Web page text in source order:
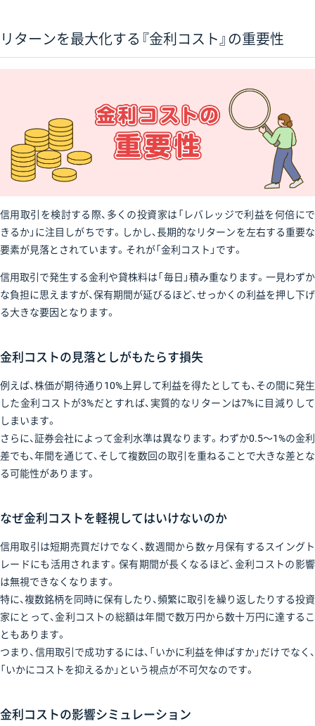
リターンを最大化する『金利コスト』の重要性
信用取引を検討する際、多くの投資家は「レバレッジで利益を何倍にで
きるか」に注目しがちです。しかし、長期的なリターンを左右する重要な
要素が見落とされています。それが「金利コスト」です。
信用取引で発生する金利や貸株料は「毎日」積み重なります。一見わずか
な負担に思えますが、保有期間が延びるほど、せっかくの利益を押し下げ
る大きな要因となります。
金利コストの見落としがもたらす損失
例えば、株価が期待通り10%上昇して利益を得たとしても、その間に発生
した金利コストが3%だとすれば、実質的なリターンは7%に目減りして
しまいます。
さらに、証券会社によって金利水準は異なります。わずか0.5〜1%の金利
差でも、年間を通じて、そして複数回の取引を重ねることで大きな差とな
る可能性があります。
なぜ金利コストを軽視してはいけないのか
信用取引は短期売買だけでなく、数週間から数ヶ月保有するスイングト
レードにも活用されます。保有期間が長くなるほど、金利コストの影響
は無視できなくなります。
特に、複数銘柄を同時に保有したり、頻繁に取引を繰り返したりする投資
家にとって、金利コストの総額は年間で数万円から数十万円に達するこ
ともあります。
つまり、信用取引で成功するには、「いかに利益を伸ばすか」だけでなく、
「いかにコストを抑えるか」という視点が不可欠なのです。
金利コストの影響シミュレーション